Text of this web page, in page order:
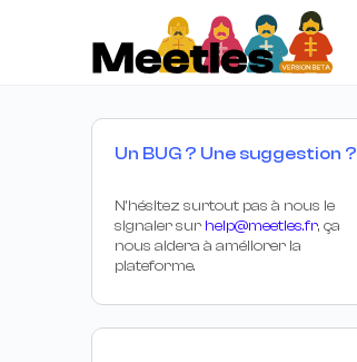
Un BUG ? Une suggestion ?
N’hésitez surtout pas à nous le
signaler sur help@meetles.fr, ça
nous aidera à améliorer la
plateforme.